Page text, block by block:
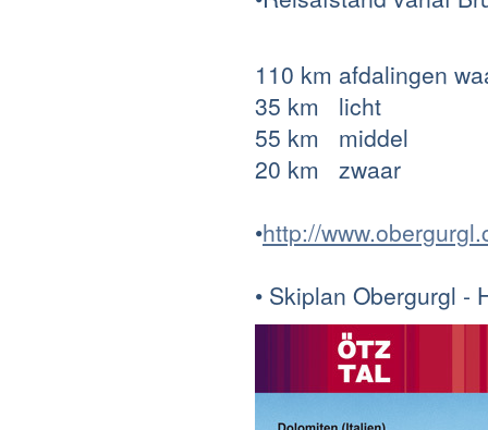
110 km afdalingen
35 km licht
55 km middel
20 km zwaar
•http://
• Skiplan Obergurgl -